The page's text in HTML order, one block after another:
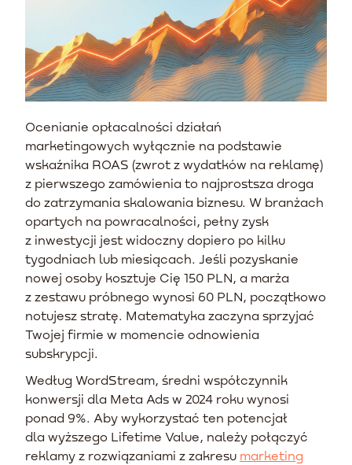
Ocenianie opłacalności działań
marketingowych wyłącznie na podstawie
wskaźnika ROAS (zwrot z wydatków na reklamę)
z pierwszego zamówienia to najprostsza droga
do zatrzymania skalowania biznesu. W branżach
opartych na powracalności, pełny zysk
z inwestycji jest widoczny dopiero po kilku
tygodniach lub miesiącach. Jeśli pozyskanie
nowej osoby kosztuje Cię 150 PLN, a marża
z zestawu próbnego wynosi 60 PLN, początkowo
notujesz stratę. Matematyka zaczyna sprzyjać
Twojej firmie w momencie odnowienia
subskrypcji.
Według WordStream, średni współczynnik
konwersji dla Meta Ads w 2024 roku wynosi
ponad 9%. Aby wykorzystać ten potencjał
dla wyższego Lifetime Value, należy połączyć
reklamy z rozwiązaniami z zakresu marketing